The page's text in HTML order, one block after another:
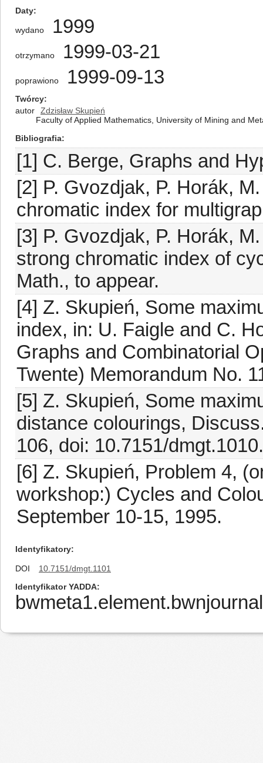
Daty
wydano 1999
otrzymano 1999-03-21
poprawiono 1999-09-13
Twórcy
autor
Zdzisław Skupień
Faculty of Applied Mathematics, University of Mining and
Bibliografia
[1] C. Berge, Graphs and
[2] P. Gvozdjak, P. Horák,
chromatic index for
[3] P. Gvozdjak, P. Horák,
strong chromatic index of
Math., to appear.
[4] Z. Skupień, Some
index, in: U. Faigle and C.
Graphs and Combinatorial
Twente) Memorandum No.
[5] Z. Skupień, Some
distance colourings,
106, doi: 10.7151/dmgt.1010.
[6] Z. Skupień, Problem 4,
workshop:) Cycles and
September 10-15, 1995.
Identyfikatory
DOI
10.7151/dmgt.1101
Identyfikator YADDA